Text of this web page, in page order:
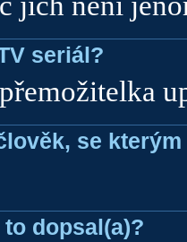
seriál?
se
dopsal(a)?